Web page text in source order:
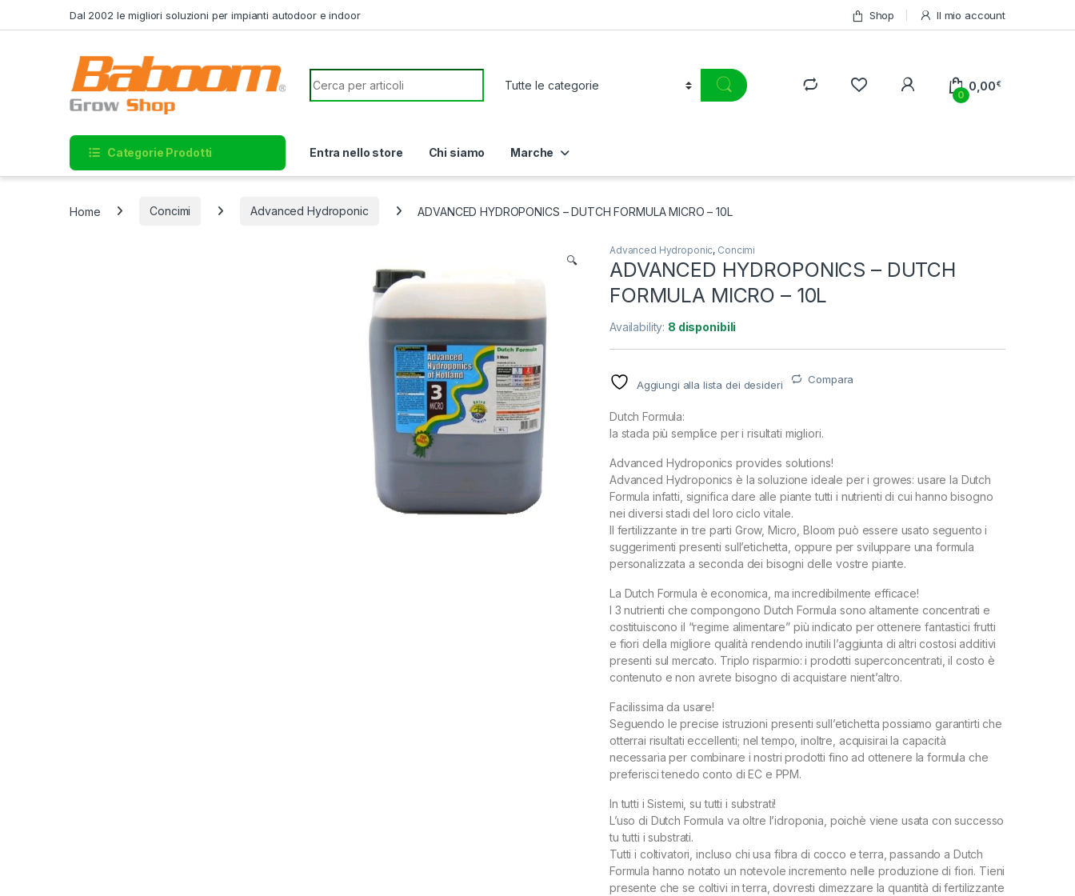
Dal 2002 le migliori soluzioni per impianti autodoor e indoor Shop Il mio account
Search for:
0
0,00€
Categorie Prodotti Entra nello store Chi siamo Marche
Home Concimi Advanced Hydroponic ADVANCED HYDROPONICS – DUTCH FORMULA MICRO – 10L
🔍
Advanced Hydroponic, Concimi
ADVANCED HYDROPONICS – DUTCH
FORMULA MICRO – 10L
Availability: 8 disponibili
Aggiungi alla lista dei desideri Compara
Dutch Formula:
la stada più semplice per i risultati migliori.
Advanced Hydroponics provides solutions!
Advanced Hydroponics è la soluzione ideale per i growes: usare la Dutch
Formula infatti, significa dare alle piante tutti i nutrienti di cui hanno bisogno
nei diversi stadi del loro ciclo vitale.
Il fertilizzante in tre parti Grow, Micro, Bloom può essere usato seguento i
suggerimenti presenti sull’etichetta, oppure per sviluppare una formula
personalizzata a seconda dei bisogni delle vostre piante.
La Dutch Formula è economica, ma incredibilmente efficace!
I 3 nutrienti che compongono Dutch Formula sono altamente concentrati e
costituiscono il “regime alimentare” più indicato per ottenere fantastici frutti
e fiori della migliore qualità rendendo inutili l’aggiunta di altri costosi additivi
presenti sul mercato. Triplo risparmio: i prodotti superconcentrati, il costo è
contenuto e non avrete bisogno di acquistare nient’altro.
Facilissima da usare!
Seguendo le precise istruzioni presenti sull’etichetta possiamo garantirti che
otterrai risultati eccellenti; nel tempo, inoltre, acquisirai la capacità
necessaria per combinare i nostri prodotti fino ad ottenere la formula che
preferisci tenedo conto di EC e PPM.
In tutti i Sistemi, su tutti i substrati!
L’uso di Dutch Formula va oltre l’idroponia, poichè viene usata con successo
tu tutti i substrati.
Tutti i coltivatori, incluso chi usa fibra di cocco e terra, passando a Dutch
Formula hanno notato un notevole incremento nelle produzione di fiori. Tieni
presente che se coltivi in terra, dovresti dimezzare la quantità di fertilizzante